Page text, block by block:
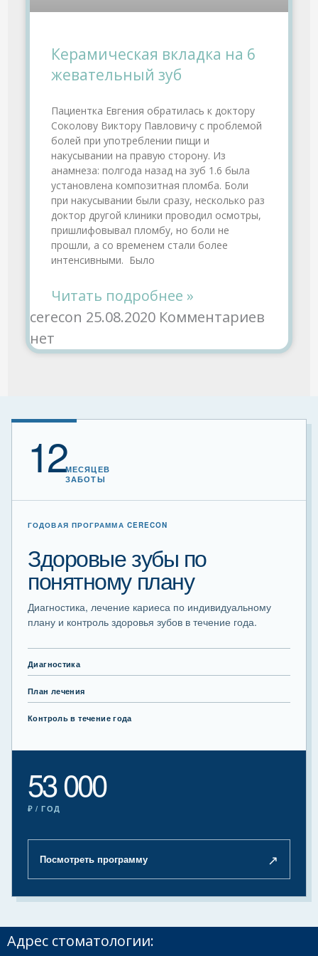
Керамическая вкладка на 6
жевательный зуб
Пациентка Евгения обратилась к доктору
Соколову Виктору Павловичу с проблемой
болей при употреблении пищи и
накусывании на правую сторону. Из
анамнеза: полгода назад на зуб 1.6 была
установлена композитная пломба. Боли
при накусывании были сразу, несколько раз
доктор другой клиники проводил осмотры,
пришлифовывал пломбу, но боли не
прошли, а со временем стали более
интенсивными. Было
Читать подробнее »
cerecon 25.08.2020 Комментариев
нет
12МЕСЯЦЕВ
ЗАБОТЫ
ГОДОВАЯ ПРОГРАММА CERECON
Здоровые зубы по
понятному плану
Диагностика, лечение кариеса по индивидуальному
плану и контроль здоровья зубов в течение года.
Диагностика
План лечения
Контроль в течение года
53 000
₽ / ГОД
Посмотреть программу ↗
Адрес стоматологии: